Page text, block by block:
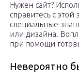
Нужен сайт?
справитесь с этой
специальные
или дизайна.
при помощи
Невероятно